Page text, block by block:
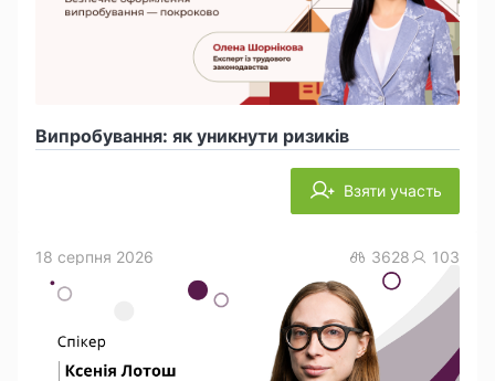
Випробування: як уникнути ризиків
Взяти участь
18 серпня 2026 3628 103